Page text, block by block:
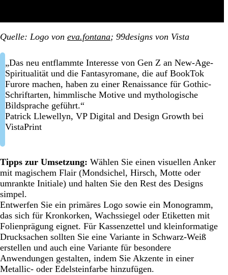
Quelle: Logo von eva.fontana; 99designs von Vista
„Das neu entflammte Interesse von Gen Z an New-Age-
Spiritualität und die Fantasyromane, die auf BookTok
Furore machen, haben zu einer Renaissance für Gothic-
Schriftarten, himmlische Motive und mythologische
Bildsprache geführt.“
Patrick Llewellyn, VP Digital and Design Growth bei
VistaPrint
Tipps zur Umsetzung: Wählen Sie einen visuellen Anker
mit magischem Flair (Mondsichel, Hirsch, Motte oder
umrankte Initiale) und halten Sie den Rest des Designs
simpel.
Entwerfen Sie ein primäres Logo sowie ein Monogramm,
das sich für Kronkorken, Wachssiegel oder Etiketten mit
Folienprägung eignet. Für Kassenzettel und kleinformatige
Drucksachen sollten Sie eine Variante in Schwarz-Weiß
erstellen und auch eine Variante für besondere
Anwendungen gestalten, indem Sie Akzente in einer
Metallic- oder Edelsteinfarbe hinzufügen.